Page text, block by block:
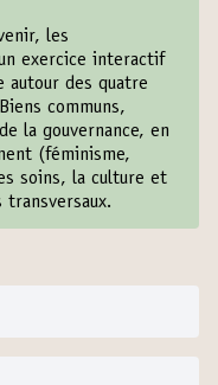
les
exercice interactif
autour des quatre
communs,
la gouvernance, en
(féminisme,
soins, la culture et